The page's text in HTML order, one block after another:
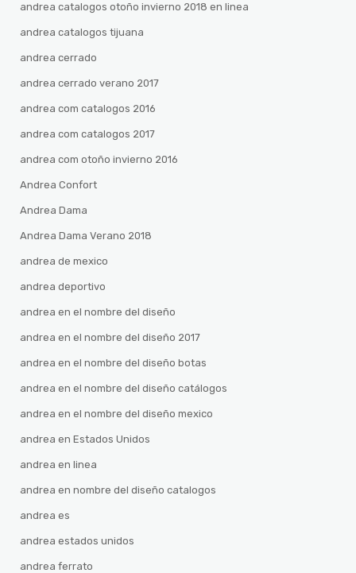
andrea catalogos otoño invierno 2018 en linea
andrea catalogos tijuana
andrea cerrado
andrea cerrado verano 2017
andrea com catalogos 2016
andrea com catalogos 2017
andrea com otoño invierno 2016
Andrea Confort
Andrea Dama
Andrea Dama Verano 2018
andrea de mexico
andrea deportivo
andrea en el nombre del diseño
andrea en el nombre del diseño 2017
andrea en el nombre del diseño botas
andrea en el nombre del diseño catálogos
andrea en el nombre del diseño mexico
andrea en Estados Unidos
andrea en linea
andrea en nombre del diseño catalogos
andrea es
andrea estados unidos
andrea ferrato